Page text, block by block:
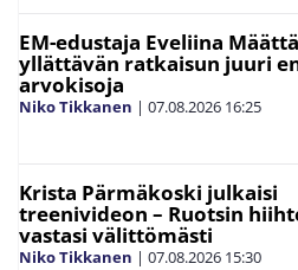
EM-edustaja Eveliina
yllättävän ratkaisun juuri
arvokisoja
Niko Tikkanen | 07.08.2026 16:25
Krista Pärmäkoski julkaisi
treenivideon – Ruotsin
vastasi välittömästi
Niko Tikkanen | 07.08.2026 15:30